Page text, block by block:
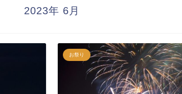
2023年 6月
お祭り